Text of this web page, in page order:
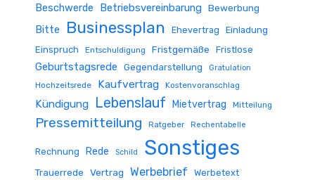
Beschwerde Betriebsvereinbarung Bewerbung
Bitte Businessplan Ehevertrag
Einladung
Einspruch
Entschuldigung Fristgemäße Fristlose
Geburtstagsrede Gegendarstellung Gratulation
Hochzeitsrede Kaufvertrag Kostenvoranschlag
Kündigung Lebenslauf Mietvertrag Mitteilung
Pressemitteilung Ratgeber Rechentabelle
Rechnung Rede Schild Sonstiges
Trauerrede Vertrag Werbebrief Werbetext